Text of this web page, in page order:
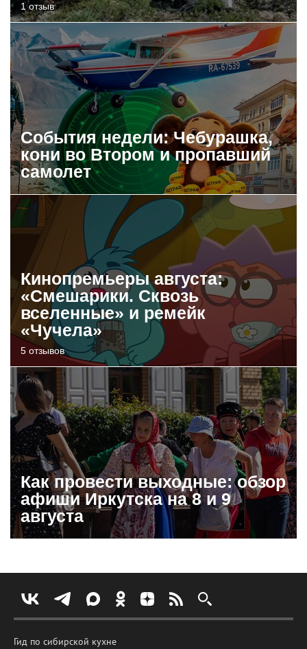
1 отзыв
События недели: Чебурашка,
кони во Втором и пропавший
самолет
Кинопремьеры августа:
«Смешарики. Сквозь
вселенные» и ремейк
«Чучела»
5 отзывов
Как провести выходные: обзор
афиши Иркутска на 8 и 9
августа
Гид по сибирской кухне